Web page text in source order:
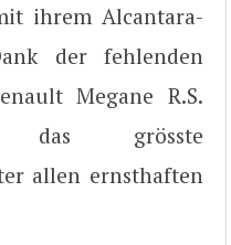
ihrem Alcantara-
der fehlenden
Megane R.S.
das grösste
allen ernsthaften